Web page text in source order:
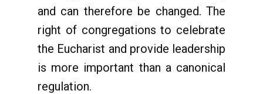
and can therefore be changed. The
right of congregations to celebrate
the Eucharist and provide leadership
is more important than a canonical
regulation.